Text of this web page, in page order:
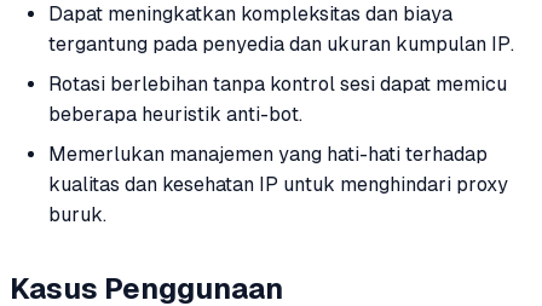
Dapat meningkatkan kompleksitas dan biaya
tergantung pada penyedia dan ukuran kumpulan IP.
Rotasi berlebihan tanpa kontrol sesi dapat memicu
beberapa heuristik anti-bot.
Memerlukan manajemen yang hati-hati terhadap
kualitas dan kesehatan IP untuk menghindari proxy
buruk.
Kasus Penggunaan